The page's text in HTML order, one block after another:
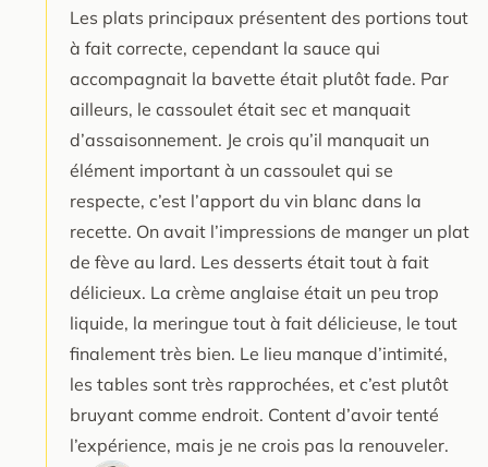
Les plats principaux présentent des portions tout
à fait correcte, cependant la sauce qui
accompagnait la bavette était plutôt fade. Par
ailleurs, le cassoulet était sec et manquait
d’assaisonnement. Je crois qu’il manquait un
élément important à un cassoulet qui se
respecte, c’est l’apport du vin blanc dans la
recette. On avait l’impressions de manger un plat
de fève au lard. Les desserts était tout à fait
délicieux. La crème anglaise était un peu trop
liquide, la meringue tout à fait délicieuse, le tout
finalement très bien. Le lieu manque d’intimité,
les tables sont très rapprochées, et c’est plutôt
bruyant comme endroit. Content d’avoir tenté
l’expérience, mais je ne crois pas la renouveler.